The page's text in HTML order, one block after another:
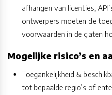
afhangen van licenties,
ontwerpers moeten de
voorwaarden in de gaten
Mogelijke risico’s en
Toegankelijkheid &
tot bepaalde regio’s of